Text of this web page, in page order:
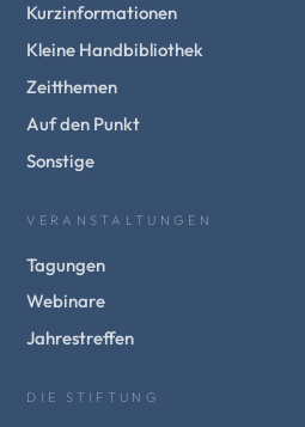
Kurzinformationen
Kleine Handbibliothek
Zeitthemen
Auf den Punkt
Sonstige
VERANSTALTUNGEN
Tagungen
Webinare
Jahrestreffen
DIE STIFTUNG